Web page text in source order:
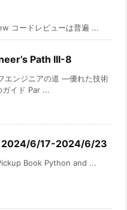
コードレビューは普遍 ...
Path III-8
エンジニアの道 ―優れた技術
ガイド Par ...
2024/6/17-2024/6/23
Book Python and ...